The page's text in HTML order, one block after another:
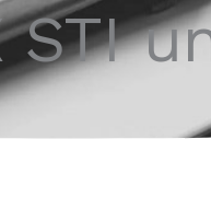
STI